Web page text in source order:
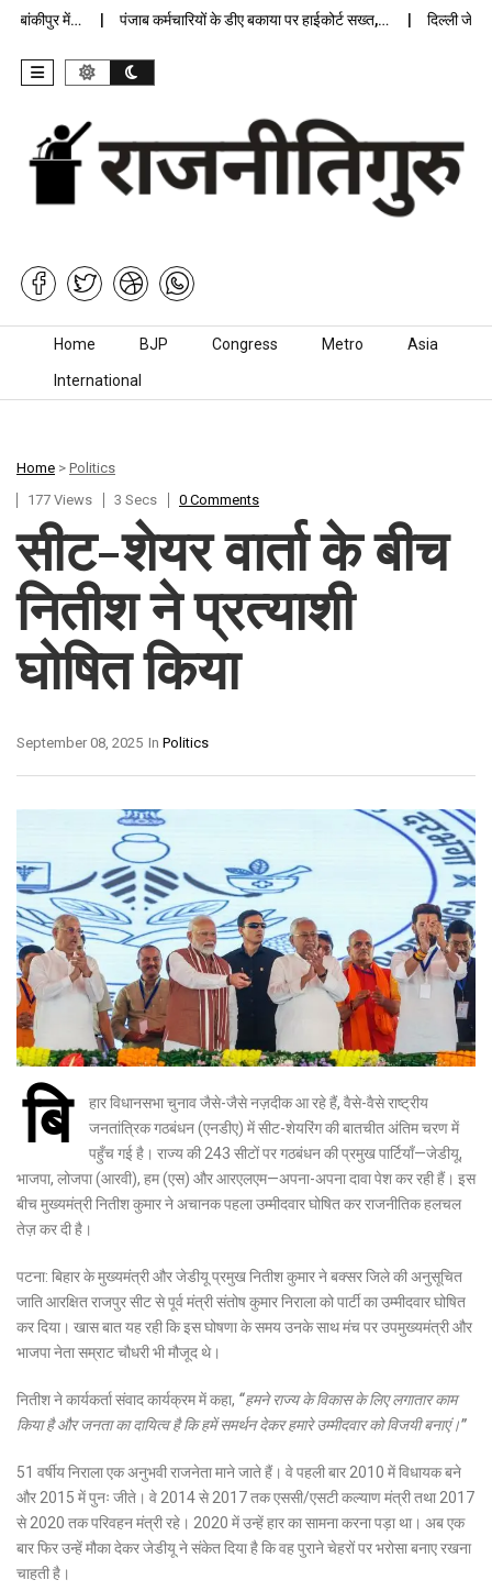
में… पंजाब कर्मचारियों के डीए बकाया पर हाईकोर्ट सख्त,… दिल्ली जेलों में
Skip to content
Home BJP Congress Metro Asia
International
Home > Politics
177 Views
3 Secs 0 Comments
सीट-शेयर वार्ता के बीच
नितीश ने प्रत्याशी
घोषित किया
In Politics
September 08, 2025
बि
हार विधानसभा चुनाव जैसे-जैसे नज़दीक आ रहे हैं, वैसे-वैसे राष्ट्रीय
जनतांत्रिक गठबंधन (एनडीए) में सीट-शेयरिंग की बातचीत अंतिम चरण में
पहुँच गई है। राज्य की 243 सीटों पर गठबंधन की प्रमुख पार्टियाँ—जेडीयू,
भाजपा, लोजपा (आरवी), हम (एस) और आरएलएम—अपना-अपना दावा पेश कर रही हैं। इस
बीच मुख्यमंत्री नितीश कुमार ने अचानक पहला उम्मीदवार घोषित कर राजनीतिक हलचल
तेज़ कर दी है।
पटना: बिहार के मुख्यमंत्री और जेडीयू प्रमुख नितीश कुमार ने बक्सर जिले की अनुसूचित
जाति आरक्षित राजपुर सीट से पूर्व मंत्री संतोष कुमार निराला को पार्टी का उम्मीदवार घोषित
कर दिया। खास बात यह रही कि इस घोषणा के समय उनके साथ मंच पर उपमुख्यमंत्री और
भाजपा नेता सम्राट चौधरी भी मौजूद थे।
नितीश ने कार्यकर्ता संवाद कार्यक्रम में कहा, “हमने राज्य के विकास के लिए लगातार काम
किया है और जनता का दायित्व है कि हमें समर्थन देकर हमारे उम्मीदवार को विजयी बनाएं।”
51 वर्षीय निराला एक अनुभवी राजनेता माने जाते हैं। वे पहली बार 2010 में विधायक बने
और 2015 में पुनः जीते। वे 2014 से 2017 तक एससी/एसटी कल्याण मंत्री तथा 2017
से 2020 तक परिवहन मंत्री रहे। 2020 में उन्हें हार का सामना करना पड़ा था। अब एक
बार फिर उन्हें मौका देकर जेडीयू ने संकेत दिया है कि वह पुराने चेहरों पर भरोसा बनाए रखना
चाहती है।